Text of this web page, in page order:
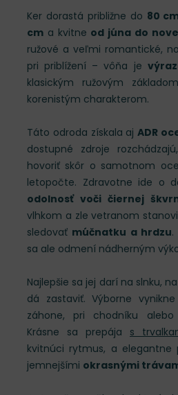
Ker dorastá približne do 80
cm a kvitne od júna do
ružové a veľmi romantické,
pri priblížení – vôňa je
klasickým ružovým
korenistým charakterom.
Táto odroda získala ajADR
dostupné zdroje
hovoriť skôr o samotnom
letopočte. Zdravotne ide o
odolnosť voči čiernej
vlhkom a zle vetranom
sledovať múčnatku a hrdzu.
sa ale odmení nádherným
Najlepšie sa jej darí na slnku,
dá zastaviť. Výborne
záhone, pri chodníku
Krásne sa prepája s
kvitnúci rytmus, a elegantne
jemnejšími okrasnými